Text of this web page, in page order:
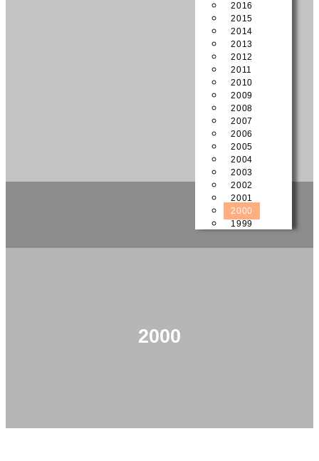
2016
2015
2014
2013
2012
2011
2010
2009
2008
2007
2006
2005
2004
2003
2002
2001
2000
1999
2000